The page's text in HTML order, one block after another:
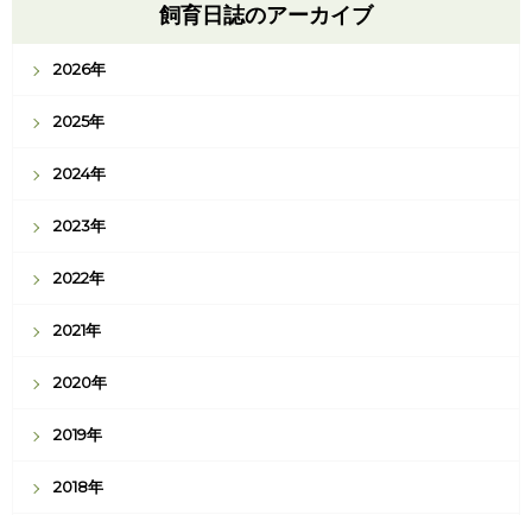
飼育日誌のアーカイブ
2026年
2025年
2024年
2023年
2022年
2021年
2020年
2019年
2018年